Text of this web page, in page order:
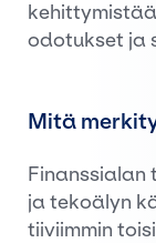
odotukset ja
Mitä
Finanssialan
ja tekoälyn
tiiviimmin